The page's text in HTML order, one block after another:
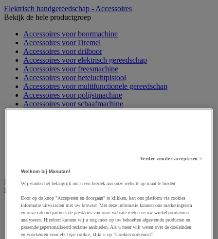
Elektrisch handgereedschap - Accessoires
Bekijk de hele productgroep
Accessoires voor boormachine
Accessoires voor Dremel
Accessoires voor drilboor
Accessoires voor elektrisch gereedschap
Accessoires voor freesmachine
Accessoires voor heteluchtpistool
Accessoires voor multifunctionele gereedschap
Accessoires voor polijstmachine
Accessoires voor schaafmachine
Accessoires voor schroevendraaier
Elektrische toebehoren en verlichting
Bekijk de hele productgroep
Accessoires voor elektrisch schakelpaneel
Batterij, oplader en kabel
Elektrische kabel
Elektrische uitrusting
Verder zonder accepteren >
Welkom bij Manutan!
Wij vinden het belangrijk om u een bezoek aan onze website op maat te bieden!
Door op de knop "Accepteren en doorgaan" te klikken, kan ons platform via cookies
informatie uitwisselen met uw browser. Met deze informatie kunnen ons marketingteam
en onze internetpartners de prestaties van onze website meten en uw winkelvoorkeuren
analyseren. Hierdoor kunnen wij u nog meer op uw behoeften afgestemde producten en
passende/gepersonaliseerd reclame aanbieden. Als u meer wilt weten over de doeleinden
en voorkeuren voor elk type cookie, klikt u op "Cookievoorkeuren".